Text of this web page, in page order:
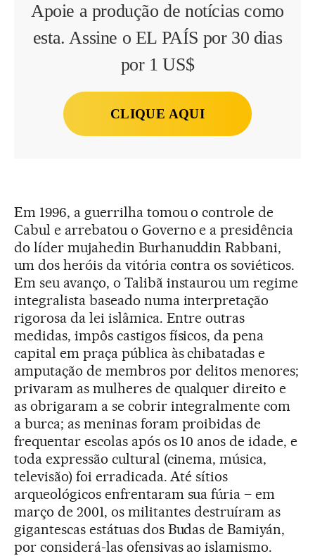
Apoie a produção de notícias como
esta. Assine o EL PAÍS por 30 dias
por 1 US$
CLIQUE AQUI
Em 1996, a guerrilha tomou o controle de
Cabul e arrebatou o Governo e a presidência
do líder mujahedin Burhanuddin Rabbani,
um dos heróis da vitória contra os soviéticos.
Em seu avanço, o Talibã instaurou um regime
integralista baseado numa interpretação
rigorosa da lei islâmica. Entre outras
medidas, impôs castigos físicos, da pena
capital em praça pública às chibatadas e
amputação de membros por delitos menores;
privaram as mulheres de qualquer direito e
as obrigaram a se cobrir integralmente com
a burca; as meninas foram proibidas de
frequentar escolas após os 10 anos de idade, e
toda expressão cultural (cinema, música,
televisão) foi erradicada. Até sítios
arqueológicos enfrentaram sua fúria – em
março de 2001, os militantes destruíram as
gigantescas estátuas dos Budas de Bamiyán,
por considerá-las ofensivas ao islamismo.